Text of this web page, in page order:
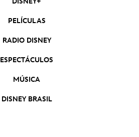
PELÍCULAS
RADIO DISNEY
ESPECTÁCULOS
MÚSICA
DISNEY BRASIL